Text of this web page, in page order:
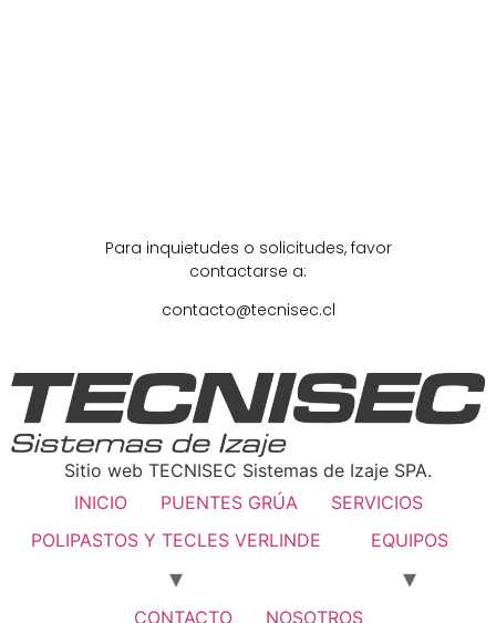
Para inquietudes o solicitudes, favor
contactarse a:
contacto@tecnisec.cl
Sitio web TECNISEC Sistemas de Izaje SPA.
INICIO
PUENTES GRÚA
SERVICIOS
POLIPASTOS Y TECLES VERLINDE
EQUIPOS
CONTACTO NOSOTROS